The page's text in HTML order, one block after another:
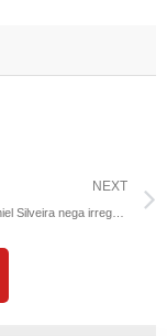
NEXT
Defesa de Daniel Silveira nega irregularidades e faz novo pedido de liberdade ao STF – Justiça – CartaCapital